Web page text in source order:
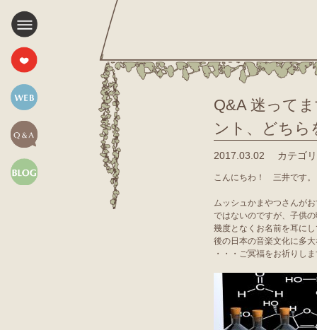
Q&A 迷って
ント、どち
2017.03.02 カテゴ
こんにちわ！ 三井です。
ムッシュかまやつさんが
ではないのですが、子供
幾度となくお名前を耳に
後の日本の音楽文化に多
・・・ご冥福をお祈りし